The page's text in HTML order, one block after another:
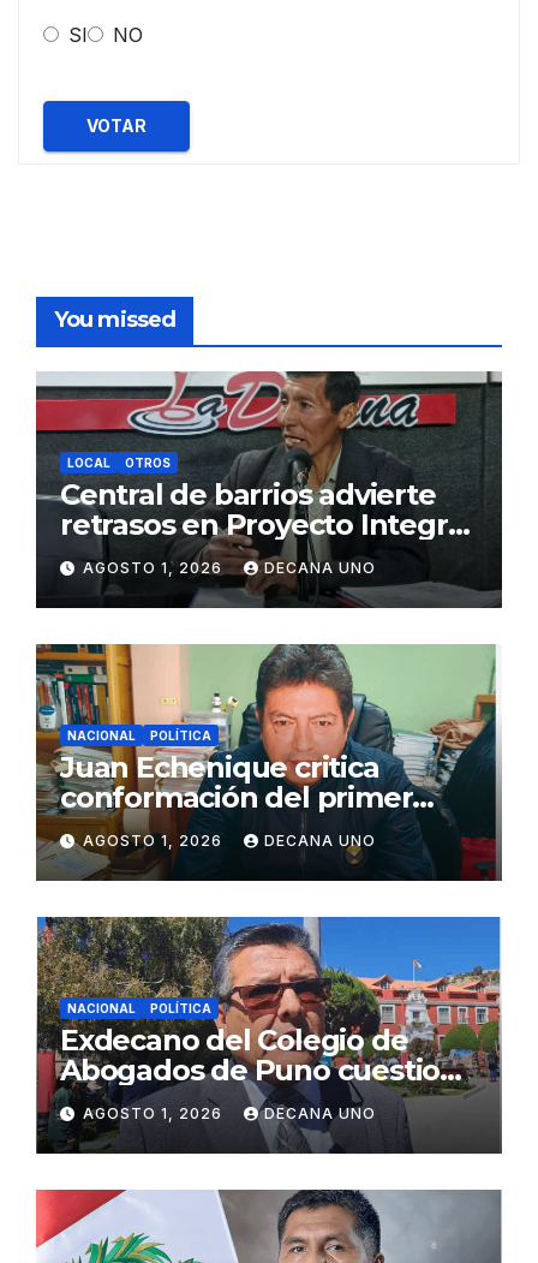
SI NO
VOTAR
You missed
LOCAL OTROS
Central de barrios advierte
retrasos en Proyecto Integral
de Agua y Alcantarillado para
Juliaca
AGOSTO 1, 2026 DECANA UNO
NACIONAL POLÍTICA
Juan Echenique critica
conformación del primer
gabinete ministerial de Keiko
Fujimori
AGOSTO 1, 2026 DECANA UNO
NACIONAL POLÍTICA
Exdecano del Colegio de
Abogados de Puno cuestiona
propuestas sobre seguridad
ciudadana
AGOSTO 1, 2026 DECANA UNO